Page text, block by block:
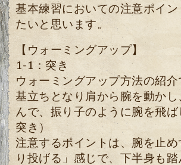
基本練習においての注意ポイ
たいと思います。
【ウォーミングアップ】
1-1：突き
ウォーミングアップ方法の紹介
基立ちとなり 肩から腕を動かし
んで、振り子のように腕を飛
突き）
注意するポイントは、腕を止
り投げる 」感じで、下半身も